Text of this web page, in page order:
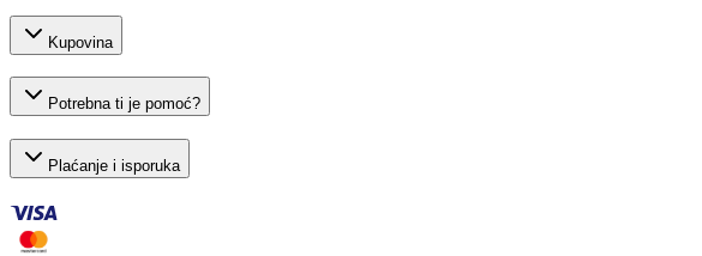
Kupovina
Potrebna ti je pomoć?
Plaćanje i isporuka